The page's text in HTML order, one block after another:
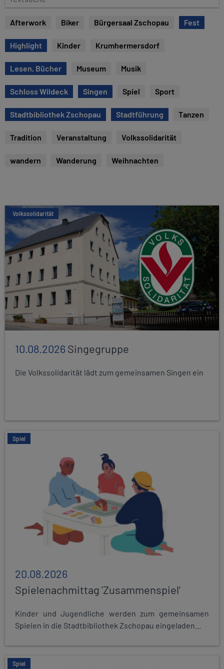
e
s
u
c
e
Afterwork Biker Bürgersaal Zschopau Fest
Highlight Kinder Krumhermersdorf
Lesen, Bücher Museum Musik
Schloss Wildeck Singen Spiel Sport
Stadtbibliothek Zschopau Stadtführung Tanzen
Tradition Veranstaltung Volkssolidarität
wandern Wanderung Weihnachten
Volkssolidarität
10.08.2026Singegruppe
Die Volkssolidarität lädt zum gemeinsamen Singen ein
Spiel
20.08.2026
Spielenachmittag 'Zusammenspiel'
Kinder und Jugendliche werden zum gemeinsamen
Spielen in die Stadtbibliothek Zschopau eingeladen...
Spiel